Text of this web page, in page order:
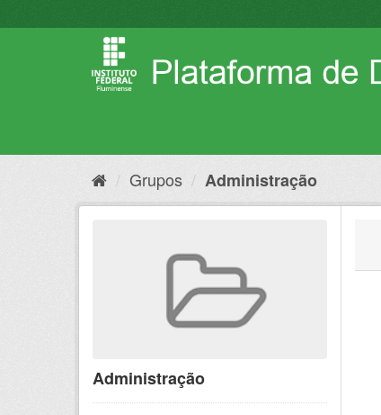
para
Grupos Administração
Administração